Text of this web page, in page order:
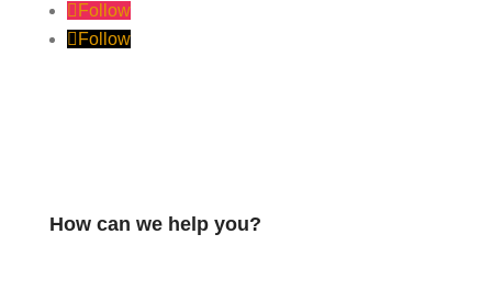
Follow
Follow
How can we help you?